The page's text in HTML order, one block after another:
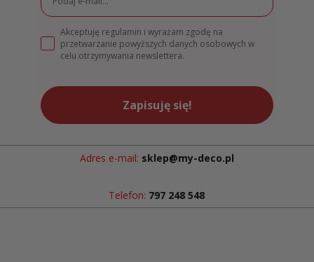
Akceptuję regulamin i wyrażam zgodę na
przetwarzanie powyższych danych osobowych w
celu otrzymywania newslettera.
Zapisuję się!
Adres e-mail: sklep@my-deco.pl
Telefon: 797 248 548